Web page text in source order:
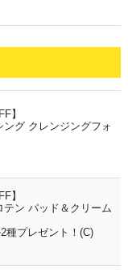
】
グ クレンジングフォ
】
テン パッド＆クリーム
種プレゼント！(C)